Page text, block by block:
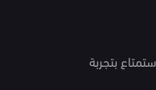
بتجربة